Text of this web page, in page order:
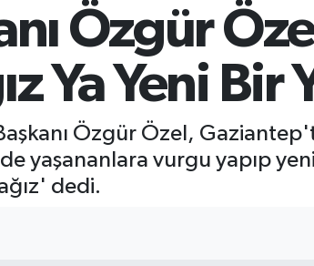
GRAM ALTIN
BİST100
Özgür
Ya Yeni Bir
Özgür Özel,
yaşananlara vurgu yapıp
dedi.